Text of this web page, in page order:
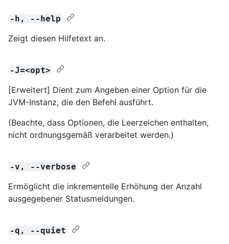
-h, --help
Zeigt diesen Hilfetext an.
-J=<opt>
[Erweitert] Dient zum Angeben einer Option für die
JVM-Instanz, die den Befehl ausführt.
(Beachte, dass Optionen, die Leerzeichen enthalten,
nicht ordnungsgemäß verarbeitet werden.)
-v, --verbose
Ermöglicht die inkrementelle Erhöhung der Anzahl
ausgegebener Statusmeldungen.
-q, --quiet